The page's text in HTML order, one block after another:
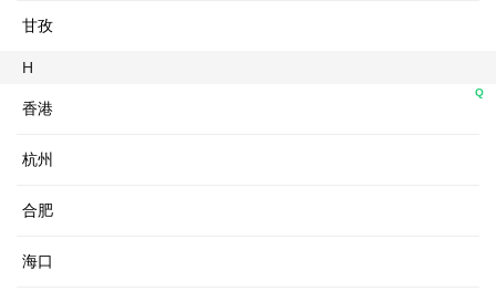
甘孜
H
香港
杭州
合肥
海口
Q